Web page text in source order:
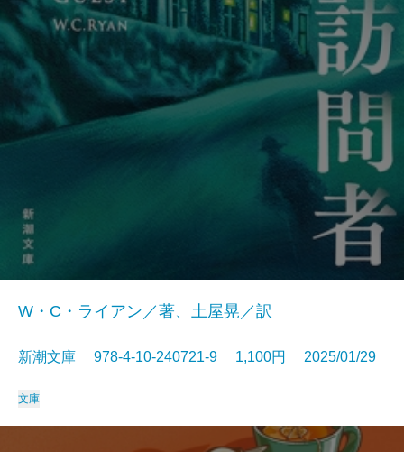
W・C・ライアン／著、土屋晃／訳
新潮文庫 978-4-10-240721-9 1,100円 2025/01/29
文庫